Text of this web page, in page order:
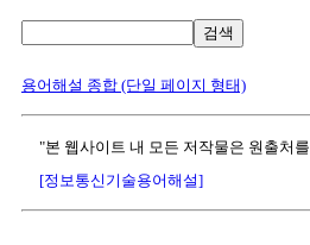
검색
용어해설 종합 (단일 페이지 형태)
"본 웹사이트 내 모든 저작물은 원출처
[정보통신기술용어해설]